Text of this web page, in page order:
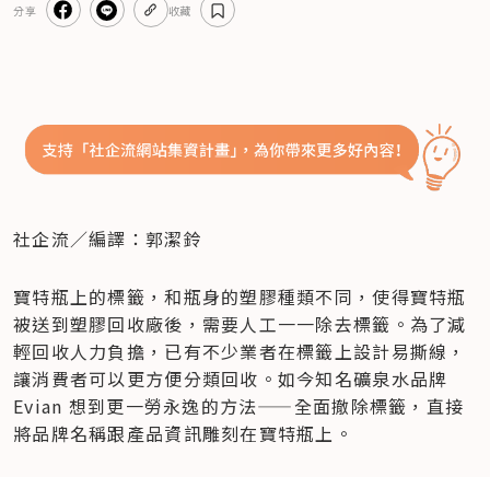
分享 收藏
社企流／編譯：郭潔鈴
寶特瓶上的標籤，和瓶身的塑膠種類不同，使得寶特瓶
被送到塑膠回收廠後，需要人工一一除去標籤。為了減
輕回收人力負擔，已有不少業者在標籤上設計易撕線，
讓消費者可以更方便分類回收。如今知名礦泉水品牌
Evian 想到更一勞永逸的方法——全面撤除標籤，直接
將品牌名稱跟產品資訊雕刻在寶特瓶上。